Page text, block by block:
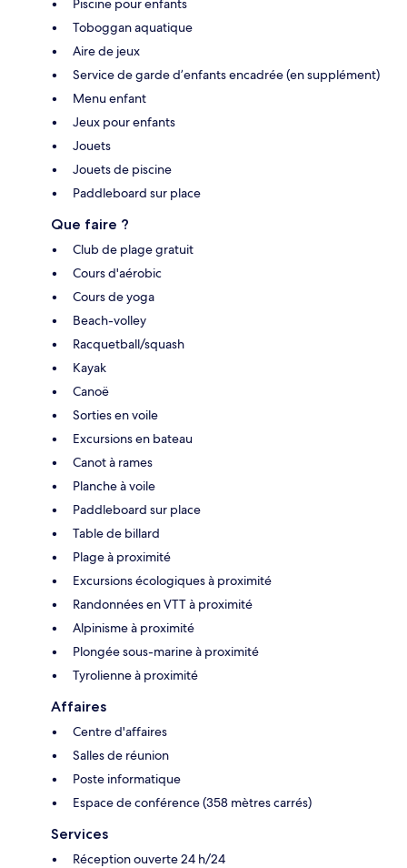
Piscine pour enfants
Toboggan aquatique
Aire de jeux
Service de garde d’enfants encadrée (en supplément)
Menu enfant
Jeux pour enfants
Jouets
Jouets de piscine
Paddleboard sur place
Que faire ?
Club de plage gratuit
Cours d'aérobic
Cours de yoga
Beach-volley
Racquetball/squash
Kayak
Canoë
Sorties en voile
Excursions en bateau
Canot à rames
Planche à voile
Paddleboard sur place
Table de billard
Plage à proximité
Excursions écologiques à proximité
Randonnées en VTT à proximité
Alpinisme à proximité
Plongée sous-marine à proximité
Tyrolienne à proximité
Affaires
Centre d'affaires
Salles de réunion
Poste informatique
Espace de conférence (358 mètres carrés)
Services
Réception ouverte 24 h/24